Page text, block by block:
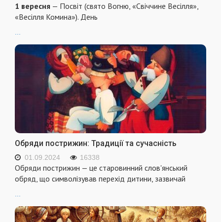
1 вересня — Посвіт (свято Вогню, «Свіччине Весілля»,
«Весілля Комина»). День
Обряди пострижин: Традиції та сучасність
01.09.2024 16338
Обряди пострижин — це старовинний слов'янський
обряд, що символізував перехід дитини, зазвичай